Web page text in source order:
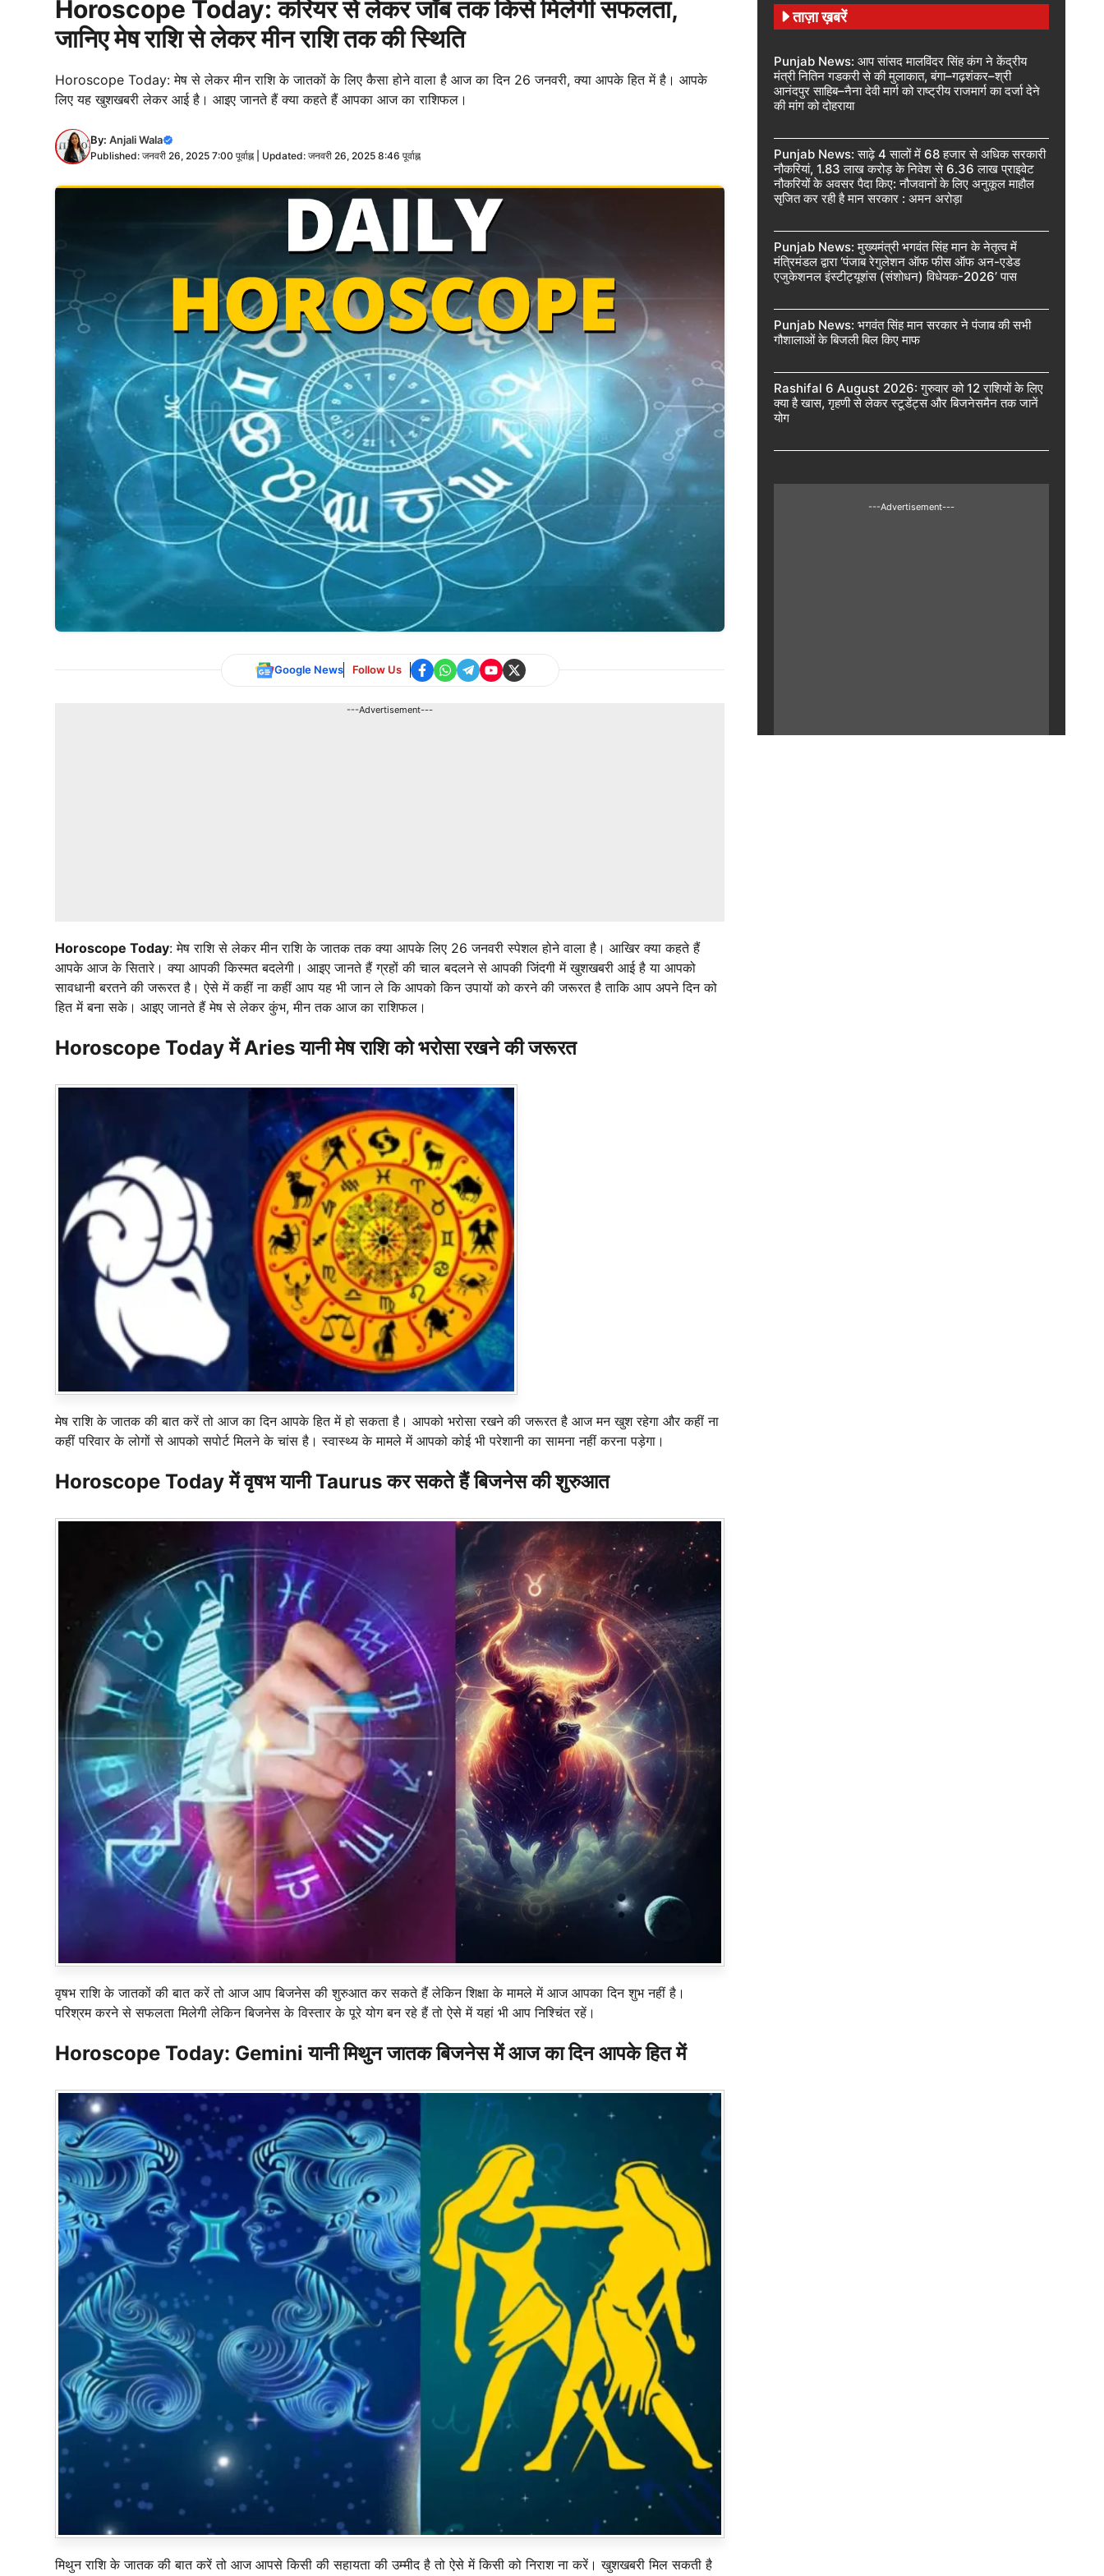
Horoscope Today: करियर से लेकर जॉब तक किसे मिलेगी सफलता,
जानिए मेष राशि से लेकर मीन राशि तक की स्थिति
Horoscope Today: मेष से लेकर मीन राशि के जातकों के लिए कैसा होने वाला है आज का दिन 26 जनवरी, क्या आपके हित में है। आपके
लिए यह खुशखबरी लेकर आई है। आइए जानते हैं क्या कहते हैं आपका आज का राशिफल।
By: Anjali Wala
Published: जनवरी 26, 2025 7:00 पूर्वाह्न | Updated: जनवरी 26, 2025 8:46 पूर्वाह्न
Google News Follow Us
---Advertisement---
Horoscope Today: मेष राशि से लेकर मीन राशि के जातक तक क्या आपके लिए 26 जनवरी स्पेशल होने वाला है। आखिर क्या कहते हैं
आपके आज के सितारे। क्या आपकी किस्मत बदलेगी। आइए जानते हैं ग्रहों की चाल बदलने से आपकी जिंदगी में खुशखबरी आई है या आपको
सावधानी बरतने की जरूरत है। ऐसे में कहीं ना कहीं आप यह भी जान ले कि आपको किन उपायों को करने की जरूरत है ताकि आप अपने दिन को
हित में बना सके। आइए जानते हैं मेष से लेकर कुंभ, मीन तक आज का राशिफल।
Horoscope Today में Aries यानी मेष राशि को भरोसा रखने की जरूरत
मेष राशि के जातक की बात करें तो आज का दिन आपके हित में हो सकता है। आपको भरोसा रखने की जरूरत है आज मन खुश रहेगा और कहीं ना
कहीं परिवार के लोगों से आपको सपोर्ट मिलने के चांस है। स्वास्थ्य के मामले में आपको कोई भी परेशानी का सामना नहीं करना पड़ेगा।
Horoscope Today में वृषभ यानी Taurus कर सकते हैं बिजनेस की शुरुआत
वृषभ राशि के जातकों की बात करें तो आज आप बिजनेस की शुरुआत कर सकते हैं लेकिन शिक्षा के मामले में आज आपका दिन शुभ नहीं है।
परिश्रम करने से सफलता मिलेगी लेकिन बिजनेस के विस्तार के पूरे योग बन रहे हैं तो ऐसे में यहां भी आप निश्चिंत रहें।
Horoscope Today: Gemini यानी मिथुन जातक बिजनेस में आज का दिन आपके हित में
मिथुन राशि के जातक की बात करें तो आज आपसे किसी की सहायता की उम्मीद है तो ऐसे में किसी को निराश ना करें। खुशखबरी मिल सकती है
ताज़ा ख़बरें
Punjab News: आप सांसद मालविंदर सिंह कंग ने केंद्रीय
मंत्री नितिन गडकरी से की मुलाकात, बंगा–गढ़शंकर–श्री
आनंदपुर साहिब–नैना देवी मार्ग को राष्ट्रीय राजमार्ग का दर्जा देने
की मांग को दोहराया
Punjab News: साढ़े 4 सालों में 68 हजार से अधिक सरकारी
नौकरियां, 1.83 लाख करोड़ के निवेश से 6.36 लाख प्राइवेट
नौकरियों के अवसर पैदा किए: नौजवानों के लिए अनुकूल माहौल
सृजित कर रही है मान सरकार : अमन अरोड़ा
Punjab News: मुख्यमंत्री भगवंत सिंह मान के नेतृत्व में
मंत्रिमंडल द्वारा ‘पंजाब रेगुलेशन ऑफ फीस ऑफ अन-एडेड
एजुकेशनल इंस्टीट्यूशंस (संशोधन) विधेयक-2026’ पास
Punjab News: भगवंत सिंह मान सरकार ने पंजाब की सभी
गौशालाओं के बिजली बिल किए माफ
Rashifal 6 August 2026: गुरुवार को 12 राशियों के लिए
क्या है खास, गृहणी से लेकर स्टूडेंट्स और बिजनेसमैन तक जानें
योग
---Advertisement---